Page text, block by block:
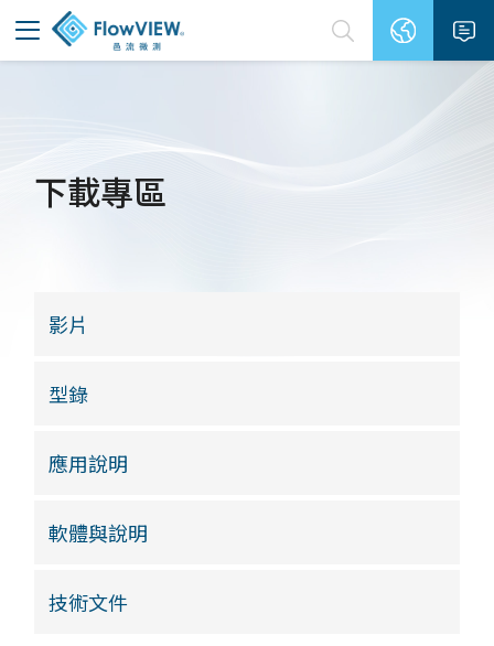
下載專區
影片
型錄
應用說明
軟體與說明
技術文件